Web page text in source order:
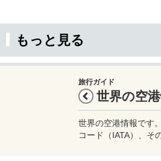
もっと見る
旅行ガイド
世界の空
世界の空港情報です
コード（IATA）、そ